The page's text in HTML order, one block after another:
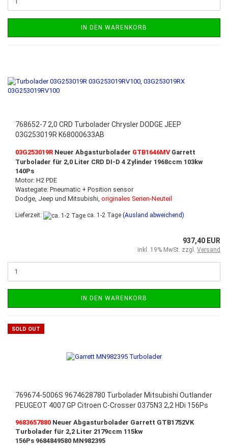
IN DEN WARENKORB
768652-7 2,0 CRD Turbolader Chrysler DODGE JEEP
03G253019R K68000633AB
03G253019R Neuer Abgasturbolader GTB1646MVGarrett
Turbolader für 2,0 Liter CRD DI-D 4 Zylinder 1968ccm 103kw
140Ps
Motor: H2 PDE
Wastegate: Pneumatic + Position sensor
Dodge, Jeep und Mitsubishi, originales Serien-Neuteil
Lieferzeit: ca. 1-2 Tage (Ausland abweichend)
937,40 EUR
inkl. 19% MwSt. zzgl. Versand
IN DEN WARENKORB
SOLD OUT
769674-5006S 9674628780 Turbolader Mitsubishi Outlander
PEUGEOT 4007 GP Citroen C-Crosser 0375N3 2,2 HDi 156Ps
9683657880 Neuer Abgasturbolader Garrett GTB1752VK
Turbolader für 2,2 Liter 2179ccm 115kw
156Ps 9684849580 MN982395